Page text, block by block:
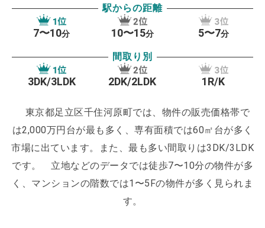
されていたこれらの川に囲まれた、いわば「流通の
目」となる街として栄えていました。
そのため、大
変わっても足立区の職人たちは地元足立区に根付
き、今でも地元の活性化に精を出し続けています。
ます。そのため、都心へのアクセスに便利な街とし
て確立されています。また、都心へのアクセスだが
良いのではありません。 埼玉県や茨城県方面といっ
た「東京都外」へのアクセスも便利なのも、ここ足
立区の魅力のひとつです。
駅からの距離
7〜10分 10〜15分 5〜7分
間取り別
3DK/3LDK 2DK/2LDK 1R/K
東京都足立区千住河原町では、物件の販売価格帯で
は2,000万円台が最も多く、専有面積では60㎡台が多く
市場に出ています。また、最も多い間取りは3DK/3LDK
です。
立地などのデータでは徒歩7〜10分の物件が多
く、マンションの階数では1〜5Fの物件が多く見られま
す。